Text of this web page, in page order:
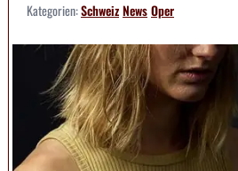
Kategorien:SchweizNewsOper